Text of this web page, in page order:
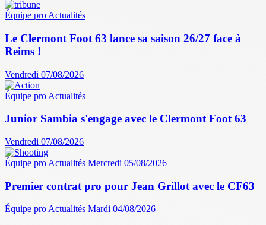
Équipe pro Actualités
Le Clermont Foot 63 lance sa saison 26/27 face à
Reims !
Vendredi 07/08/2026
Équipe pro Actualités
Junior Sambia s'engage avec le Clermont Foot 63
Vendredi 07/08/2026
Équipe pro Actualités Mercredi 05/08/2026
Premier contrat pro pour Jean Grillot avec le CF63
Équipe proActualités Mardi 04/08/2026